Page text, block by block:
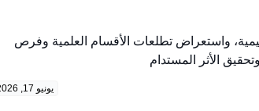
واستعراض تطلعات الأقسام العلمية وفرص
الأثر المستدام
يونيو 17, 2026